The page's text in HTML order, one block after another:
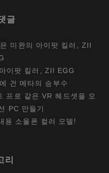
글
미완의 아이팟 킬러, ZII
이팟 킬러, ZII EGG
건 메타의 승부수
프로 같은 VR 헤드셋을 모
PC 만들기
용 소울폰 컬러 모델!
리